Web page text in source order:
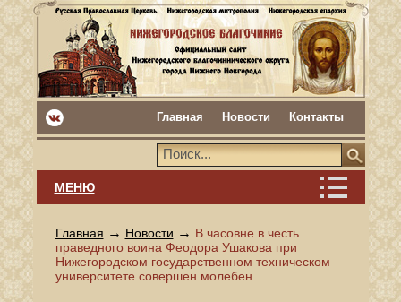
Главная Новости Контакты
МЕНЮ
Главная → Новости → В часовне в честь
праведного воина Феодора Ушакова при
Нижегородском государственном техническом
университете совершен молебен